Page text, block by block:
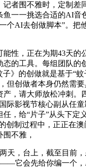
记者围不雅时，定制差
鱼一一挑选合适的AI音
个AI去创做脚本”。把
性，正在为期43天的
态的工具。每组团队的
子》的创做就是基于“
但创做者本身仍然需
产，请大师放松冲刺。
际影视节核心副从任童
，给“片子”从头下定
创制过程中，正正在
不雅，
，台上，截至目前，
它会先给你编一个